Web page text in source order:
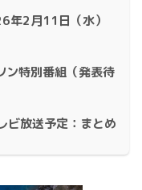
年2月11日（水）
ン特別番組（発表待
ビ放送予定：まとめ